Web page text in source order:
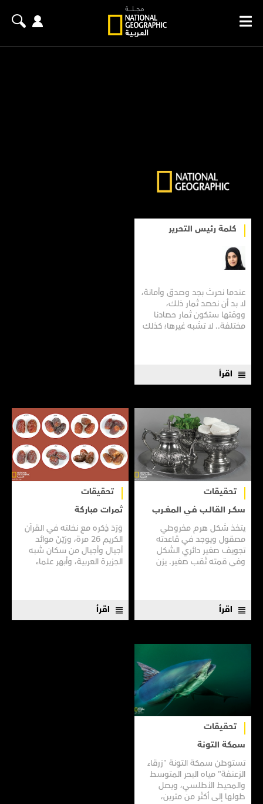
كلمة رئيس التحرير
عندما نحرث بجد وصدق وأمانة،
لا بد أن نحصد ثمار ذلك،
ووقتها ستكون ثمار حصادنا
مختلفة.. لا تشبه غيرها؛ كذلك
فقطف ثمار جهوده في إعجاب
وتقدير كل محبي المجلة من
اقرأ
تحقيقات
سكــر‭ ‬القـالــب‭ ‬فـي‭ ‬المـغـــرب
يتخذ شكل هرم مخروطي
مصقول ويوجد في قاعدته
تجويف صغير دائري الشكل
وفي قمته ثقب صغير. يزن
يفضله المغاربة، لا سيما سكان
البوادي، على باقي الأنواع
اقرأ
تحقيقات
ثمرات مباركة
اقرأ
تحقيقات
سمكة التونة
تستوطن سمكة التونة "زرقاء
الزعنفة" مياه البحر المتوسط
والمحيط الأطلسي، ويصل
طولها إلى أكثر من مترين،